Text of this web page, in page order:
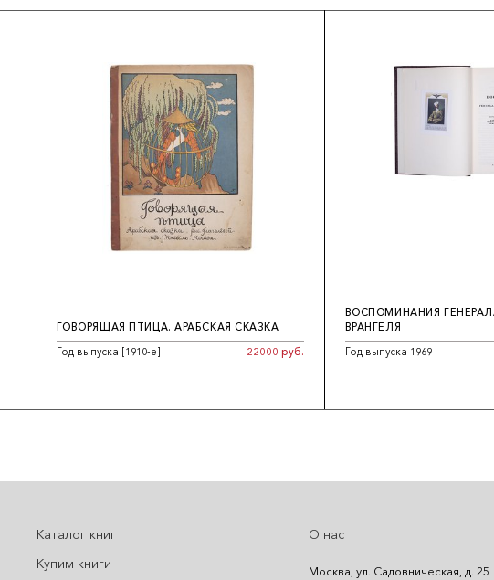
ГОВОРЯЩАЯ ПТИЦА. АРАБСКАЯ СКАЗКА
Год выпуска [1910-е]
22000 руб.
ВОСПОМИНАНИЯ
ВРАНГЕЛЯ
Год выпуска 1969
Каталог книг
Купим книги
О нас
Москва, ул. Садовническая, д. 25